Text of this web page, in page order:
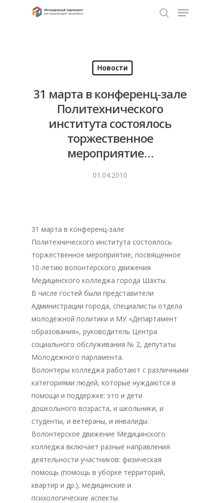
Новости
31 марта в конференц-зале
Политехнического
института состоялось
торжественное
мероприятие…
01.04.2010
31 марта в конференц-зале
Политехнического института состоялось
торжественное мероприятие, посвященное
10-летию волонтерского движения
Медицинского колледжа города Шахты.
В числе гостей были представители
Администрации города, специалисты отдела
молодёжной политики и МУ «Департамент
образования», руководитель Центра
социального обслуживания № 2, депутаты
Молодёжного парламента.
Волонтеры колледжа работают с различными
категориями людей, которые нуждаются в
помощи и поддержке: это и дети
дошкольного возраста, и школьники, и
студенты, и ветераны, и инвалиды.
Волонтерское движение Медицинского
колледжа включает разные направления
деятельности участников: физическая
помощь (помощь в уборке территорий,
квартир и др.), медицинские и
психологические аспекты